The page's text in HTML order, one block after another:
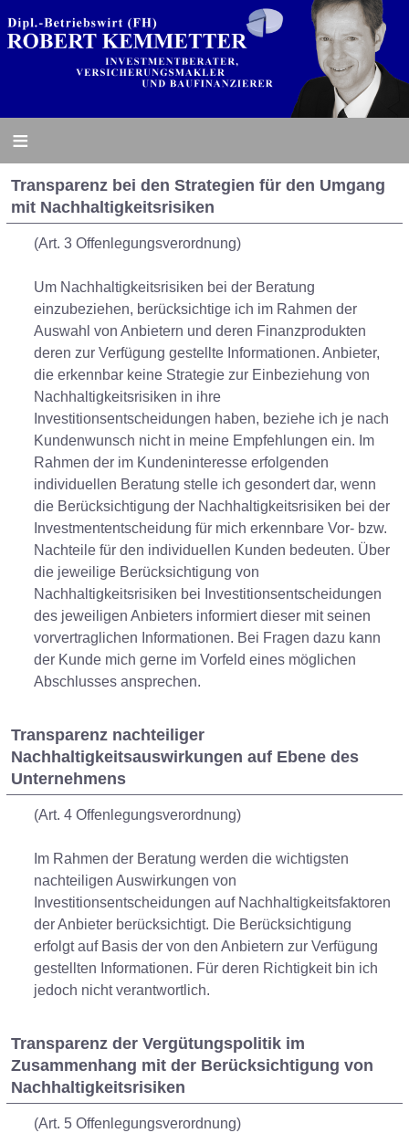
≡
Transparenz bei den Strategien für den Umgang
mit Nachhaltigkeitsrisiken
(Art. 3 Offenlegungsverordnung)
Um Nachhaltigkeitsrisiken bei der Beratung
einzubeziehen, berücksichtige ich im Rahmen der
Auswahl von Anbietern und deren Finanzprodukten
deren zur Verfügung gestellte Informationen. Anbieter,
die erkennbar keine Strategie zur Einbeziehung von
Nachhaltigkeitsrisiken in ihre
Investitionsentscheidungen haben, beziehe ich je nach
Kundenwunsch nicht in meine Empfehlungen ein. Im
Rahmen der im Kundeninteresse erfolgenden
individuellen Beratung stelle ich gesondert dar, wenn
die Berücksichtigung der Nachhaltigkeitsrisiken bei der
Investmententscheidung für mich erkennbare Vor- bzw.
Nachteile für den individuellen Kunden bedeuten. Über
die jeweilige Berücksichtigung von
Nachhaltigkeitsrisiken bei Investitionsentscheidungen
des jeweiligen Anbieters informiert dieser mit seinen
vorvertraglichen Informationen. Bei Fragen dazu kann
der Kunde mich gerne im Vorfeld eines möglichen
Abschlusses ansprechen.
Transparenz nachteiliger
Nachhaltigkeitsauswirkungen auf Ebene des
Unternehmens
(Art. 4 Offenlegungsverordnung)
Im Rahmen der Beratung werden die wichtigsten
nachteiligen Auswirkungen von
Investitionsentscheidungen auf Nachhaltigkeitsfaktoren
der Anbieter berücksichtigt. Die Berücksichtigung
erfolgt auf Basis der von den Anbietern zur Verfügung
gestellten Informationen. Für deren Richtigkeit bin ich
jedoch nicht verantwortlich.
Transparenz der Vergütungspolitik im
Zusammenhang mit der Berücksichtigung von
Nachhaltigkeitsrisiken
(Art. 5 Offenlegungsverordnung)